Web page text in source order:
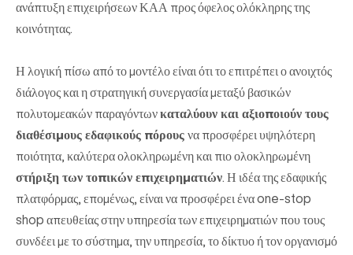
ανάπτυξη επιχειρήσεων ΚΑΑ προς όφελος ολόκληρης της
κοινότητας.
Η λογική πίσω από το μοντέλο είναι ότι το επιτρέπει ο ανοιχτός
διάλογος και η στρατηγική συνεργασία μεταξύ βασικών
πολυτομεακών παραγόντωνκαταλύουν και αξιοποιούν τους
διαθέσιμους εδαφικούς πόρους να προσφέρει υψηλότερη
ποιότητα, καλύτερα ολοκληρωμένη και πιο ολοκληρωμένη
στήριξη των τοπικών επιχειρηματιών . Η ιδέα της εδαφικής
πλατφόρμας, επομένως, είναι να προσφέρει ένα one-stop
shop απευθείας στην υπηρεσία των επιχειρηματιών που τους
συνδέει με το σύστημα, την υπηρεσία, το δίκτυο ή τον οργανισμό